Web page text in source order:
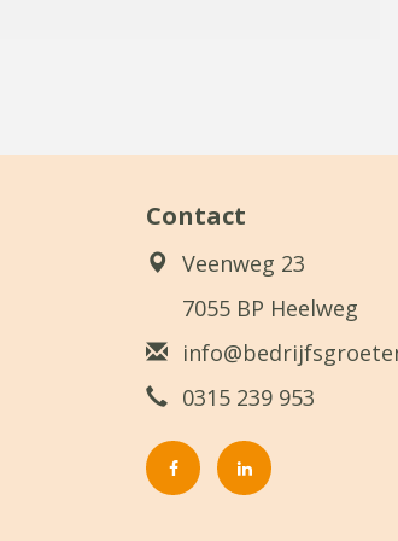
Contact
Veenweg 23
7055 BP Heelweg
0315 239 953